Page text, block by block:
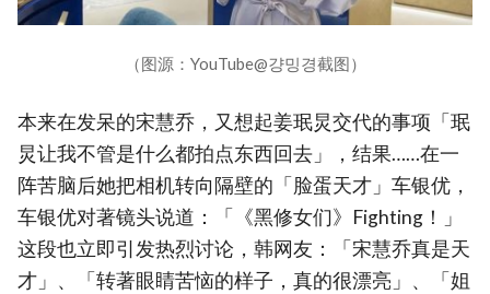
（图源：YouTube@걍밍경截图）
本来在发呆的宋慧乔，又想起姜珉炅交代的事项「珉
炅让我不管是什么都拍点东西回去」，结果……在一
阵苦脑后她把相机转向隔壁的「脸蛋天才」车银优，
车银优对著镜头说道：「《黑修女们》Fighting！」
这段也立即引发热烈讨论，韩网友：「宋慧乔真是天
才」、「转著眼睛苦恼的样子，真的很漂亮」、「姐